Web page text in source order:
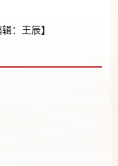
：王辰】